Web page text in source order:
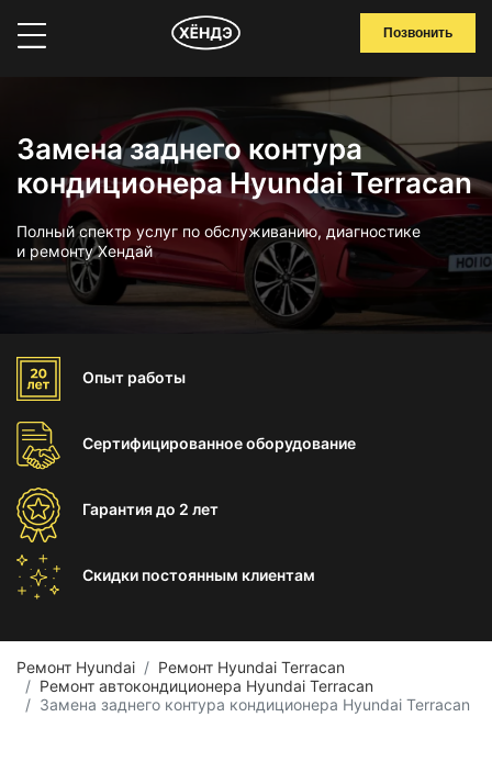
Позвонить
Замена заднего контура
кондиционера Hyundai Terracan
Полный спектр услуг по обслуживанию, диагностике
и ремонту Хендай
Опыт работы
Сертифицированноеоборудование
Гарантиядо 2 лет
Скидки постоянным клиентам
Ремонт Hyundai
Ремонт Hyundai Terracan
Ремонт автокондиционера Hyundai Terracan
Замена заднего контура кондиционера Hyundai Terracan